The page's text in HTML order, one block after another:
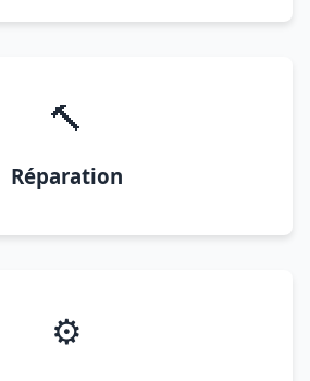
🔨
Réparation
⚙️